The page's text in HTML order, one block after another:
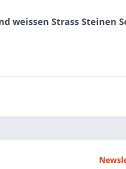
weissen Strass Steinen